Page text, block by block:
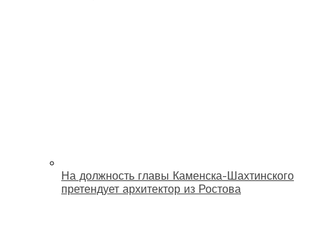
На должность главы Каменска-Шахтинского
претендует архитектор из Ростова